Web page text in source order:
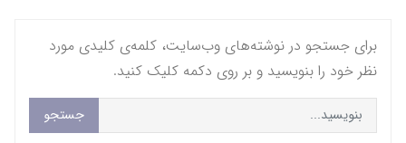
برای جستجو در نوشته‌های وب‌سایت، کلمه‌ی کلیدی مورد
نظر خود را بنویسید و بر روی دکمه کلیک کنید.
جستجو